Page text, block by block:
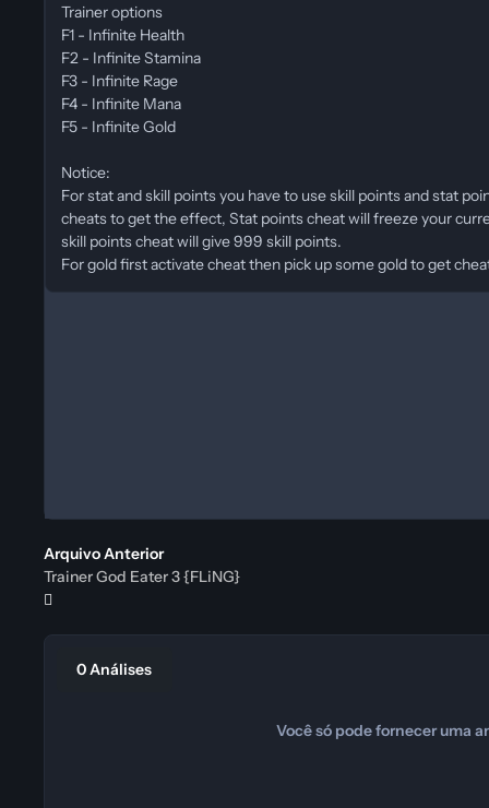
Trainer options
F1 - Infinite Health
F2 - Infinite Stamina
F3 - Infinite Rage
F4 - Infinite Mana
F5 - Infinite Gold
Notice:
For stat and skill points you have to use skill points and stat
cheats to get the effect, Stat points cheat will freeze your
skill points cheat will give 999 skill points.
For gold first activate cheat then pick up some gold to get
Arquivo Anterior
Trainer God Eater 3 {FLiNG}
0 Análises
Você só pode fornecer uma